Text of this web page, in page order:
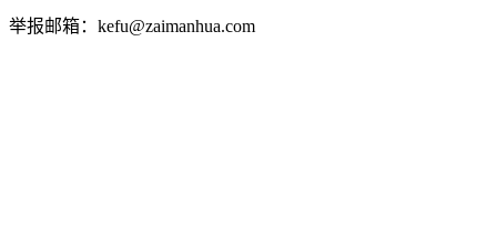
举报邮箱：kefu@zaimanhua.com